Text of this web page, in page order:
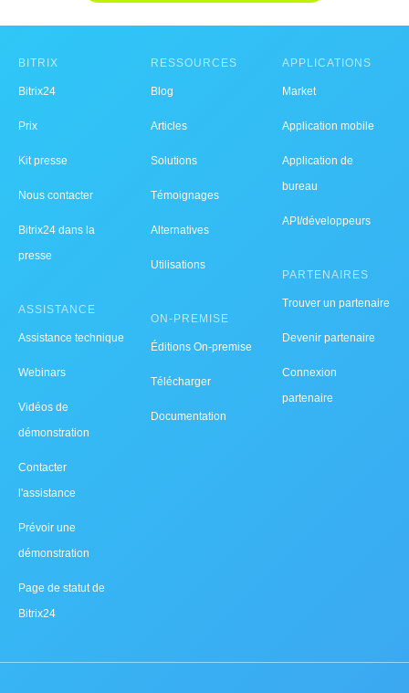
BITRIX
Bitrix24
Prix
Kit presse
Nous contacter
Bitrix24 dans la
presse
ASSISTANCE
Assistance technique
Webinars
Vidéos de
démonstration
Contacter
l'assistance
Prévoir une
démonstration
Page de statut de
Bitrix24
RESSOURCES
Blog
Articles
Solutions
Témoignages
Alternatives
Utilisations
ON-PREMISE
Éditions On-premise
Télécharger
Documentation
APPLICATIONS
Market
Application mobile
Application de
bureau
API/développeurs
PARTENAIRES
Trouver un partenaire
Devenir partenaire
Connexion
partenaire